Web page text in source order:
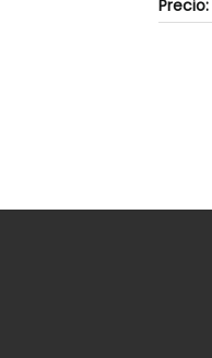
Precio: